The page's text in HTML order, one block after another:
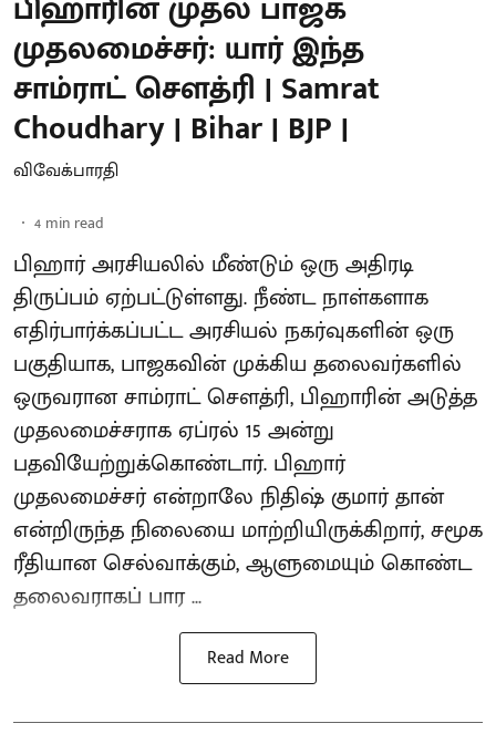
முதலமைச்சர்: யார் இந்த
சாம்ராட் சௌத்ரி | Samrat
Choudhary | Bihar | BJP |
விவேக்பாரதி
4 min read
பிஹார் அரசியலில் மீண்டும் ஒரு அதிரடி
திருப்பம் ஏற்பட்டுள்ளது. நீண்ட நாள்களாக
எதிர்பார்க்கப்பட்ட அரசியல் நகர்வுகளின் ஒரு
பகுதியாக, பாஜகவின் முக்கிய தலைவர்களில்
ஒருவரான சாம்ராட் சௌத்ரி, பிஹாரின் அடுத்த
முதலமைச்சராக ஏப்ரல் 15 அன்று
பதவியேற்றுக்கொண்டார். பிஹார்
முதலமைச்சர் என்றாலே நிதிஷ் குமார் தான்
என்றிருந்த நிலையை மாற்றியிருக்கிறார், சமூக
ரீதியான செல்வாக்கும், ஆளுமையும் கொண்ட
தலைவராகப் பார ...
Read More